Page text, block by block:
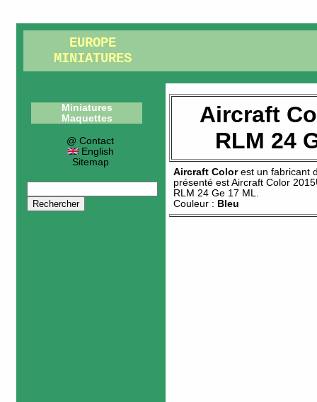
EUROPE
MINIATURES
Miniatures
Maquettes
@ Contact
English
Sitemap
Aircraft
RLM 24
Aircraft Colorest un fabricant
présenté estAircraft Color
RLM 24 Ge 17 ML
Couleur : Bleu